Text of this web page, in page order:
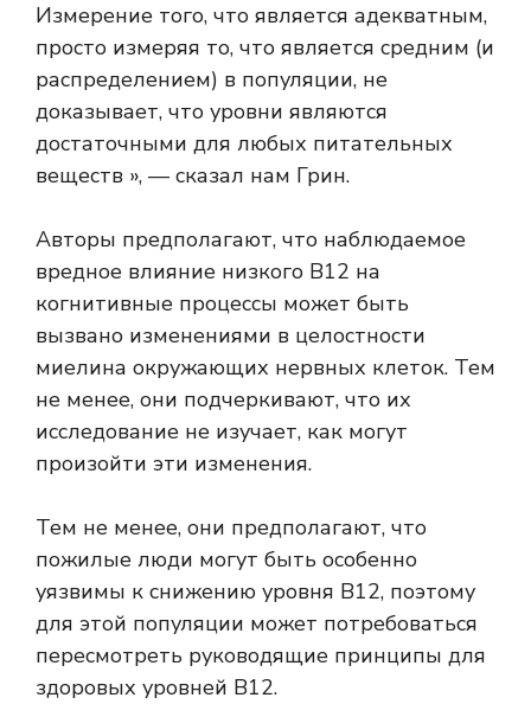
Измерение того, что является адекватным,
просто измеряя то, что является средним (и
распределением) в популяции, не
доказывает, что уровни являются
достаточными для любых питательных
веществ », — сказал нам Грин.
Авторы предполагают, что наблюдаемое
вредное влияние низкого B12 на
когнитивные процессы может быть
вызвано изменениями в целостности
миелина окружающих нервных клеток. Тем
не менее, они подчеркивают, что их
исследование не изучает, как могут
произойти эти изменения.
Тем не менее, они предполагают, что
пожилые люди могут быть особенно
уязвимы к снижению уровня B12, поэтому
для этой популяции может потребоваться
пересмотреть руководящие принципы для
здоровых уровней B12.